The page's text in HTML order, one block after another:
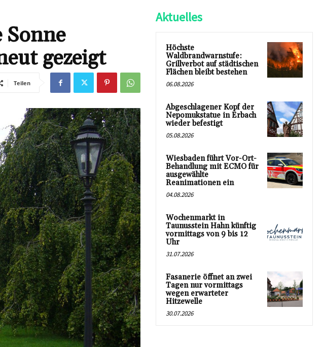
gezeigt
Teilen
Aktuelles
Höchste
Waldbrandwarnstufe:
Grillverbot auf städtischen
Flächen bleibt bestehen
06.08.2026
Abgeschlagener Kopf der
Nepomukstatue in Erbach
wieder befestigt
05.08.2026
Wiesbaden führt Vor-Ort-
Behandlung mit ECMO für
ausgewählte
Reanimationen ein
04.08.2026
Wochenmarkt in
Taunusstein Hahn künftig
vormittags von 9 bis 12
Uhr
31.07.2026
Fasanerie öffnet an zwei
Tagen nur vormittags
wegen erwarteter
Hitzewelle
30.07.2026